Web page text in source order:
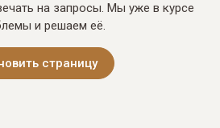
на запросы. Мы уже в курсе
и решаем её.
страницу